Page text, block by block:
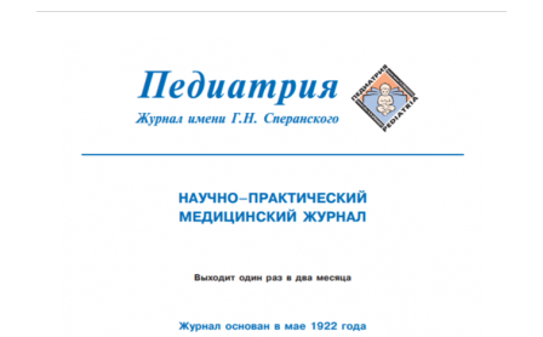
Отправить